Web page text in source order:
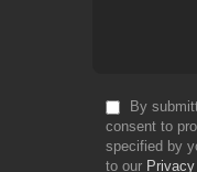
By
consent to
specified by
to our